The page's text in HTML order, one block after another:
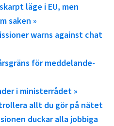
läge i EU, men
saken »
warns against chat
för meddelande-
i ministerrådet »
allt du gör på nätet
duckar alla jobbiga